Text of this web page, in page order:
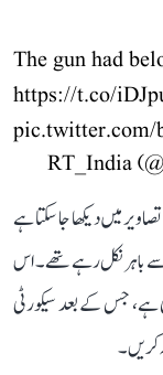
The gun had
https://t.co/
pic.twitter.com/
میں دیکھا جا سکتا ہے
سے باہر نکل رہے تھے۔ اس
ہے، جس کے بعد سیکورٹی
کریں۔